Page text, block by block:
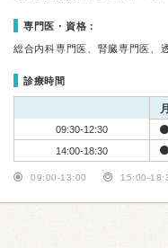
専門医・資格：
総合内科専門医、腎臓専門医、
診療時間
月
09:30-12:30
14:00-18:30
09:00-13:00 15:00-